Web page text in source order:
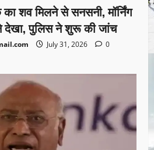
शव मिलने से सनसनी, मॉर्निंग
देखा, पुलिस ने शुरू की जांच
July 31, 2026
0